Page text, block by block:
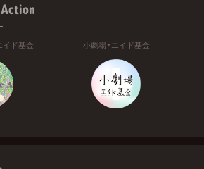
イド基金 小劇場・エイド基金